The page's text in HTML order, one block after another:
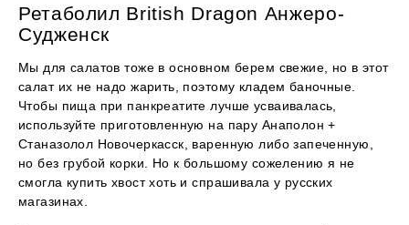
Ретаболил British Dragon Анжеро-
Судженск
Мы для салатов тоже в основном берем свежие, но в этот
салат их не надо жарить, поэтому кладем баночные.
Чтобы пища при панкреатите лучше усваивалась,
используйте приготовленную на пару Анаполон +
Станазолол Новочеркасск, варенную либо запеченную,
но без грубой корки. Но к большому сожелению я не
смогла купить хвост хоть и спрашивала у русских
магазинах.